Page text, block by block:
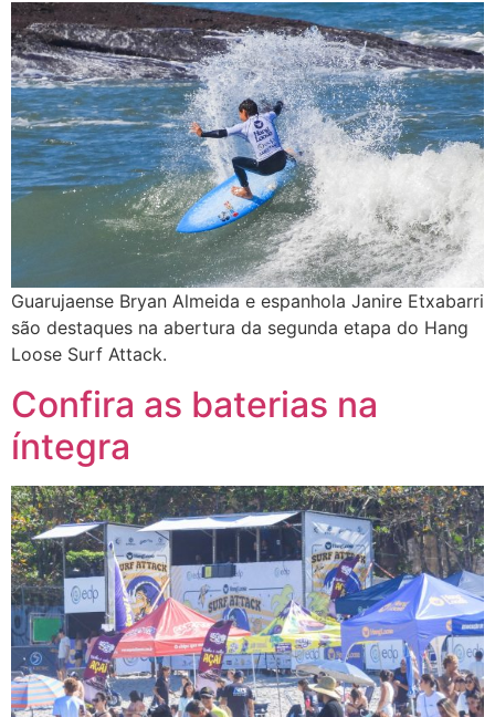
Guarujaense Bryan Almeida e espanhola Janire Etxabarri
são destaques na abertura da segunda etapa do Hang
Loose Surf Attack.
Confira as baterias na
íntegra